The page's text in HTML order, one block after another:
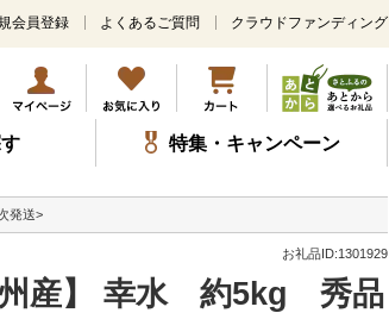
メ
ン
コ
ン
テ
ツ
ッ
会員登録 よくあるご質問 クラウドファンディング
特集・キャンペーン
発送>
お礼品ID:1301929
州産】 幸水 約5kg 秀品